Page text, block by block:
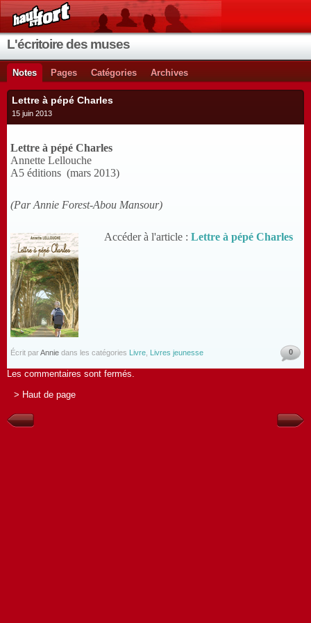
L'écritoire des muses
Notes Pages Catégories Archives
Lettre à pépé Charles
15 juin 2013
Lettre à pépé Charles
Annette Lellouche
A5 éditions (mars 2013)
(Par Annie Forest-Abou Mansour)
Accéder à l'article :Lettre à pépé Charles
Écrit parAnnie dans les catégories Livre Livres jeunesse 0
Les commentaires sont fermés.
> Haut de page